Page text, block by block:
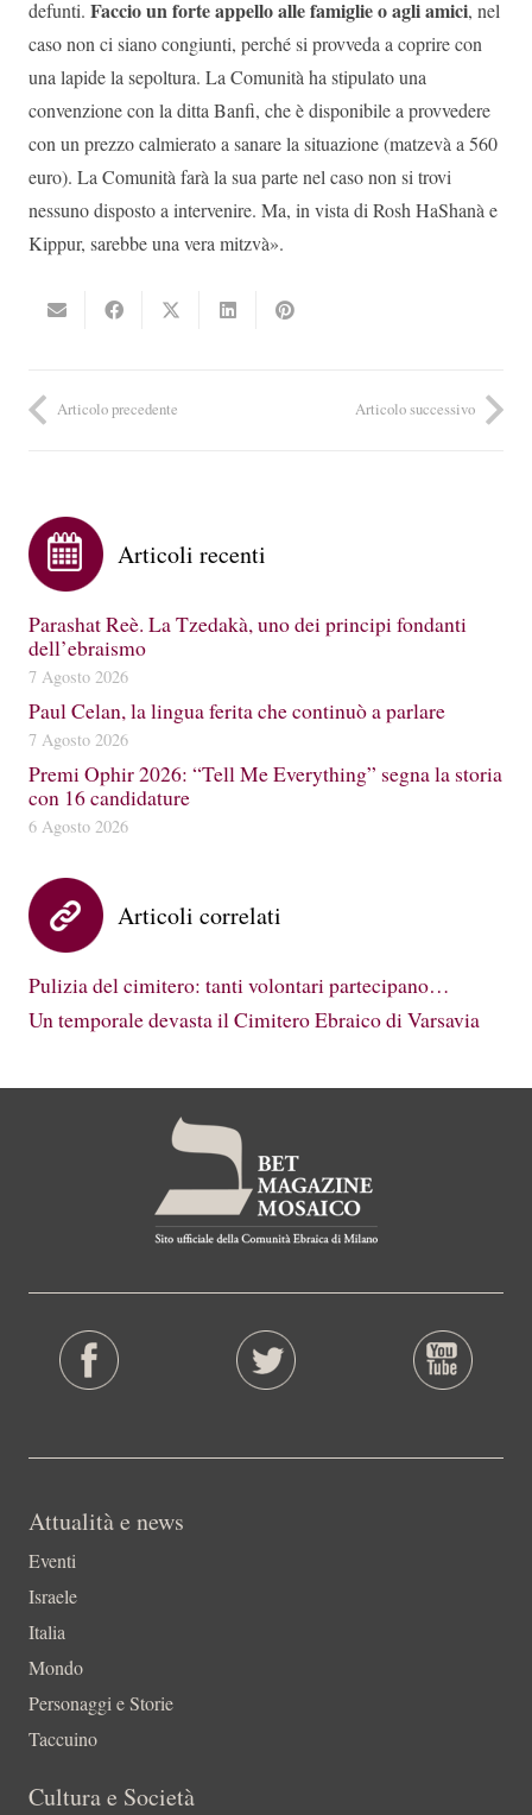
defunti. Faccio un forte appello alle famiglie o agli amici, nel
caso non ci siano congiunti, perché si provveda a coprire con
una lapide la sepoltura. La Comunità ha stipulato una
convenzione con la ditta Banfi, che è disponibile a provvedere
con un prezzo calmierato a sanare la situazione (matzevà a 560
euro). La Comunità farà la sua parte nel caso non si trovi
nessuno disposto a intervenire. Ma, in vista di Rosh HaShanà e
Kippur, sarebbe una vera mitzvà».
Articolo precedente Articolo successivo
Articoli recenti
Parashat Reè. La Tzedakà, uno dei principi fondanti
dell’ebraismo
7 Agosto 2026
Paul Celan, la lingua ferita che continuò a parlare
7 Agosto 2026
Premi Ophir 2026: “Tell Me Everything” segna la storia
con 16 candidature
6 Agosto 2026
Articoli correlati
Pulizia del cimitero: tanti volontari partecipano…
Un temporale devasta il Cimitero Ebraico di Varsavia
Attualità e news
Eventi
Israele
Italia
Mondo
Personaggi e Storie
Taccuino
Cultura e Società